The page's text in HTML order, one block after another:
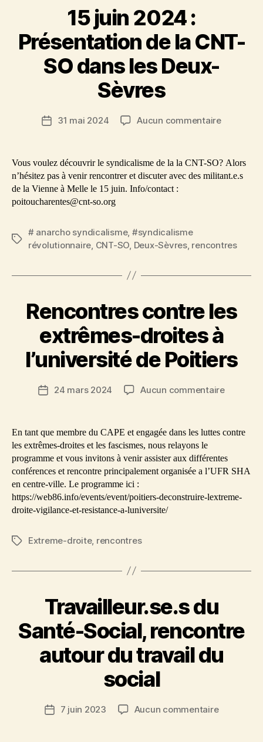
15 juin 2024 :
Présentation de la CNT-
SO dans les Deux-
Sèvres
Date31 mai 2024 Aucun commentairesur
2024
:
dans
Deux-
Vous voulez découvrir le syndicalisme de la la CNT-SO? Alors
n’hésitez pas à venir rencontrer et discuter avec des militant.e.s
de la Vienne à Melle le 15 juin. Info/contact :
poitoucharentes@cnt-so.org
Étiquettes
# anarcho syndicalisme, #syndicalisme
révolutionnaire, CNT-SO, Deux-Sèvres, rencontres
Rencontres contre les
extrêmes-droites à
l’université de Poitiers
Date24 mars 2024 Aucun commentairesur
les
droites
à
de
En tant que membre du CAPE et engagée dans les luttes contre
les extrêmes-droites et les fascismes, nous relayons le
programme et vous invitons à venir assister aux différentes
conférences et rencontre principalement organisée a l’UFR SHA
en centre-ville. Le programme ici :
https://web86.info/events/event/poitiers-deconstruire-lextreme-
droite-vigilance-et-resistance-a-luniversite/
Étiquettes
Extreme-droite, rencontres
Travailleur.se.s du
Santé-Social, rencontre
autour du travail du
social
Date7 juin 2023 Aucun commentairesur